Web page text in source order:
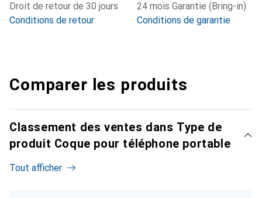
Droit de retour de 30 jours
Conditions de retour
24 mois Garantie (Bring-in)
Conditions de garantie
Comparer les produits
Classement des ventes dans Type de
produit Coque pour téléphone portable
Tout afficher